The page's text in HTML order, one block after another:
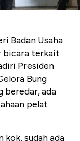
Badan Usaha
bicara terkait
Presiden
Bung
beredar, ada
pelat
kok, sudah ada